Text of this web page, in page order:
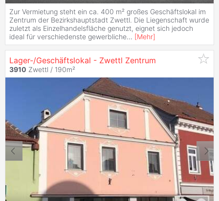
Zur Vermietung steht ein ca. 400 m² großes Geschäftslokal im
Zentrum der Bezirkshauptstadt Zwettl. Die Liegenschaft wurde
zuletzt als Einzelhandelsfläche genutzt, eignet sich jedoch
ideal für verschiedenste gewerbliche... [Mehr]
Lager-/Geschäftslokal - Zwettl Zentrum
3910 Zwettl / 190m²